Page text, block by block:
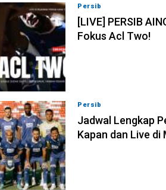
Persib
[LIVE] PERSIB
Fokus Acl Two!
Persib
Jadwal Lengkap
Kapan dan Live di